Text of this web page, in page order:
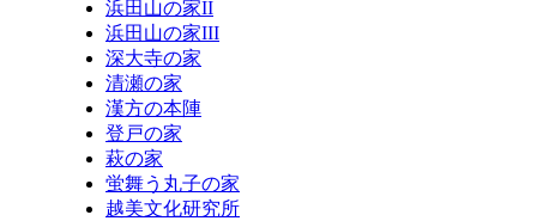
浜田山の家II
浜田山の家III
深大寺の家
清瀬の家
漢方の本陣
登戸の家
萩の家
蛍舞う丸子の家
越美文化研究所